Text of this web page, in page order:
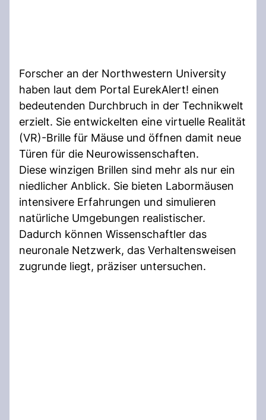
Forscher an der Northwestern University
haben laut dem Portal EurekAlert! einen
bedeutenden Durchbruch in der Technikwelt
erzielt. Sie entwickelten eine virtuelle Realität
(VR)-Brille für Mäuse und öffnen damit neue
Türen für die Neurowissenschaften.
Diese winzigen Brillen sind mehr als nur ein
niedlicher Anblick. Sie bieten Labormäusen
intensivere Erfahrungen und simulieren
natürliche Umgebungen realistischer.
Dadurch können Wissenschaftler das
neuronale Netzwerk, das Verhaltensweisen
zugrunde liegt, präziser untersuchen.